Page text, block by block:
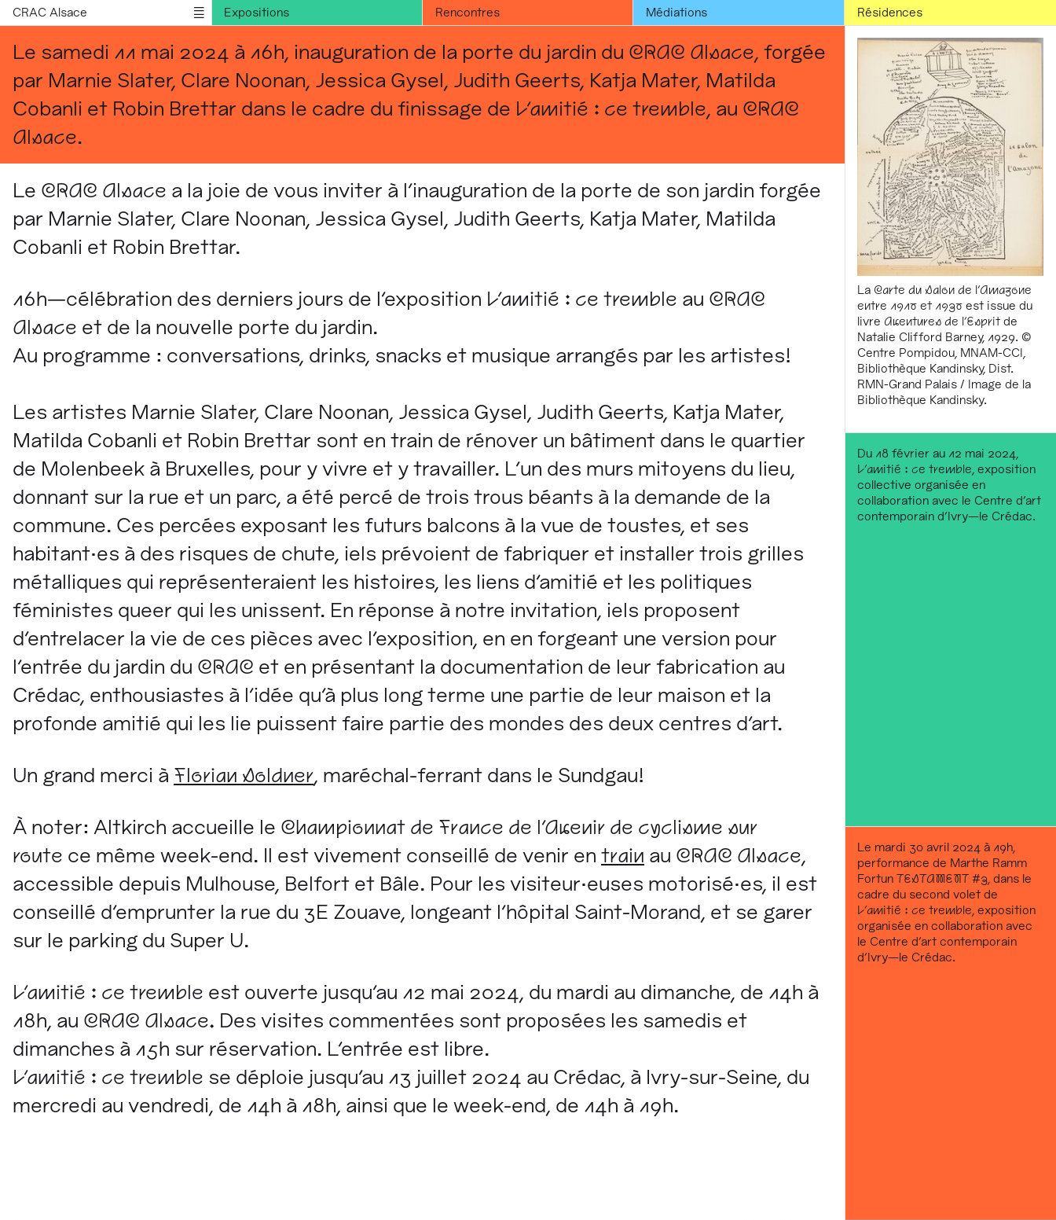
CRAC Alsace Expositions Rencontres Médiations
Résidences
Informations
English version
Le samedi 11 mai 2024 à 16h, inauguration de la porte du jardin du CRAC Alsace, forgée
par Marnie Slater, Clare Noonan, Jessica Gysel, Judith Geerts, Katja Mater, Matilda
Cobanli et Robin Brettar dans le cadre du finissage de L'amitié : ce tremble, au CRAC
Alsace.
Le CRAC Alsace a la joie de vous inviter à l’inauguration de la porte de son jardin forgée
par Marnie Slater, Clare Noonan, Jessica Gysel, Judith Geerts, Katja Mater, Matilda
Cobanli et Robin Brettar.
16h—célébration des derniers jours de l’exposition L'amitié : ce tremble au CRAC
Alsace et de la nouvelle porte du jardin.
Au programme : conversations, drinks, snacks et musique arrangés par les artistes!
Les artistes Marnie Slater, Clare Noonan, Jessica Gysel, Judith Geerts, Katja Mater,
Matilda Cobanli et Robin Brettar sont en train de rénover un bâtiment dans le quartier
de Molenbeek à Bruxelles, pour y vivre et y travailler. L’un des murs mitoyens du lieu,
donnant sur la rue et un parc, a été percé de trois trous béants à la demande de la
commune. Ces percées exposant les futurs balcons à la vue de toustes, et ses
habitant·es à des risques de chute, iels prévoient de fabriquer et installer trois grilles
métalliques qui représenteraient les histoires, les liens d'amitié et les politiques
féministes queer qui les unissent. En réponse à notre invitation, iels proposent
d’entrelacer la vie de ces pièces avec l’exposition, en en forgeant une version pour
l’entrée du jardin du CRAC et en présentant la documentation de leur fabrication au
Crédac, enthousiastes à l'idée qu'à plus long terme une partie de leur maison et la
profonde amitié qui les lie puissent faire partie des mondes des deux centres d’art.
Un grand merci à Florian Soldner, maréchal-ferrant dans le Sundgau!
À noter: Altkirch accueille le Championnat de France de l'Avenir de cyclisme sur
route ce même week-end. Il est vivement conseillé de venir en train au CRAC Alsace,
accessible depuis Mulhouse, Belfort et Bâle. Pour les visiteur·euses motorisé·es, il est
conseillé d'emprunter la rue du 3E Zouave, longeant l'hôpital Saint-Morand, et se garer
sur le parking du Super U.
L'amitié : ce tremble est ouverte jusqu’au 12 mai 2024, du mardi au dimanche, de 14h à
18h, au CRAC Alsace. Des visites commentées sont proposées les samedis et
dimanches à 15h sur réservation. L'entrée est libre.
L'amitié : ce tremble se déploie jusqu'au 13 juillet 2024 au Crédac, à Ivry-sur-Seine, du
mercredi au vendredi, de 14h à 18h, ainsi que le week-end, de 14h à 19h.
La Carte du Salon de l’Amazone
entre 1910 et 1930 est issue du
livre Aventures de l’Espritde
Natalie Clifford Barney, 1929. ©
Centre Pompidou, MNAM-CCI,
Bibliothèque Kandinsky, Dist.
RMN-Grand Palais / Image de la
Bibliothèque Kandinsky.
Du 18 février au 12 mai 2024,
L’amitié : ce tremble , exposition
collective organisée en
collaboration avec le Centre d’art
contemporain d’Ivry—le Crédac.
Le mardi 30 avril 2024 à 19h,
performance de Marthe Ramm
FortunTESTAMENT #3 , dans le
cadre du second volet de
L’amitié : ce tremble , exposition
organisée en collaboration avec
le Centre d’art contemporain
d’Ivry—le Crédac.